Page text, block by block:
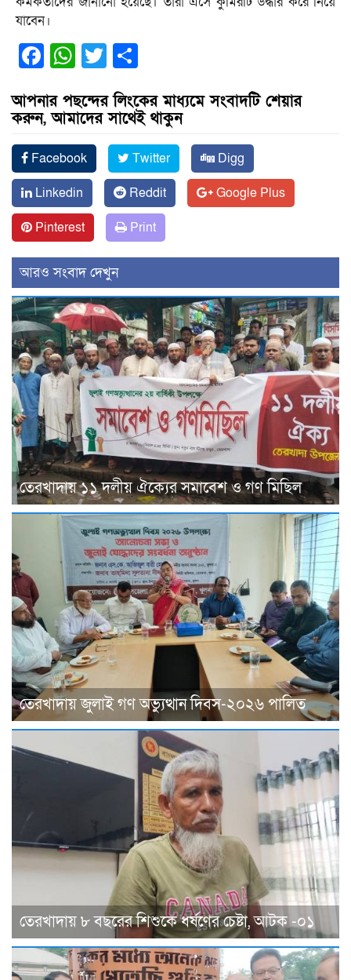
যাবেন।
Facebook
WhatsApp
Twitter
আপনার পছন্দের লিংকের মাধ্যমে সংবাদটি শেয়ার
করুন, আমাদের সাথেই থাকুন
Facebook Twitter
Digg
Linkedin
Reddit
Google Plus
Pinterest
Print
আরও সংবাদ দেখুন
তেরখাদায় ১১ দলীয় ঐক্যের সমাবেশ ও গণ মিছিল
তেরখাদায় জুলাই গণ অভ্যুত্থান দিবস-২০২৬ পালিত
তেরখাদায় ৮ বছরের শিশুকে ধর্ষণের চেষ্টা, আটক -০১